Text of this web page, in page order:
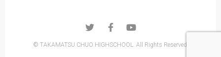
© TAKAMATSU CHUO HIGHSCHOOL. All Rights Reserved.